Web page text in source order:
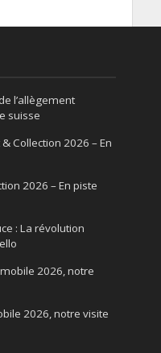
l’allègement
suisse
Collection 2026 – En
2026 – En piste
: La révolution
2026, notre
2026, notre visite